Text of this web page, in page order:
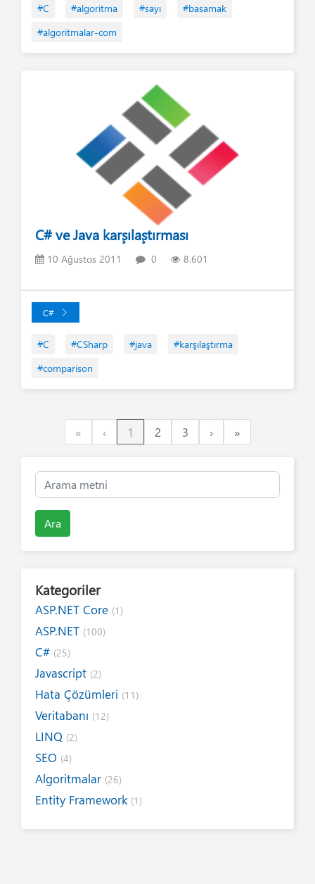
#C #algoritma #sayı
#basamak
#algoritmalar-com
C# ve Java karşılaştırması
10 Ağustos 2011 0 8.601
C#
#C #CSharp #java
#karşılaştırma
#comparison
«First ‹Previous
1 2 3 ›Next»Last
Ara
Kategoriler
ASP.NET Core (1)
ASP.NET (100)
C# (25)
Javascript (2)
Hata Çözümleri (11)
Veritabanı (12)
LINQ (2)
SEO (4)
Algoritmalar (26)
Entity Framework (1)